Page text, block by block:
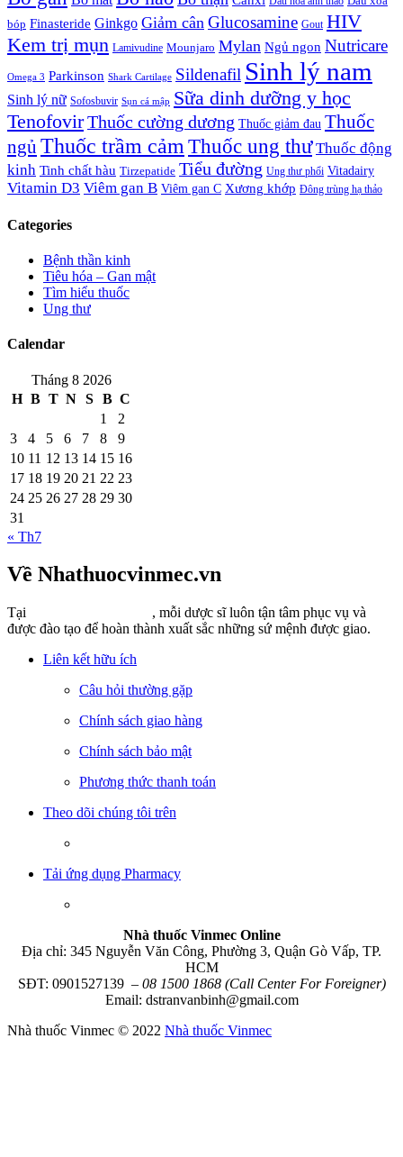
bóp Finasteride Ginkgo Giảm cân Glucosamine Gout HIV
Kem trị mụn Lamivudine Mounjaro Mylan Ngủ ngon Nutricare
Omega 3 Parkinson Shark Cartilage Sildenafil Sinh lý nam
Sinh lý nữ Sofosbuvir Sụn cá mập Sữa dinh dưỡng y học
TenofovirThuốc cường dương Thuốc giảm đau Thuốc
ngủ Thuốc trầm cảmThuốc ung thư Thuốc động
kinh Tinh chất hàu Tirzepatide Tiểu đường Ung thư phổi Vitadairy
Vitamin D3 Viêm gan B Viêm gan C Xương khớp Đông trùng hạ thảo
Categories
Bệnh thần kinh
Tiêu hóa – Gan mật
Tìm hiểu thuốc
Ung thư
Calendar
Tháng 8 2026
H B T N S B C
1
2
3
4 5 6 7 8
9
10 11 12 13 14 15 16
17 18 19 20 21 22 23
24 25 26 27 28 29 30
31
« Th7
Về Nhathuocvinmec.vn
Tại
, mỗi dược sĩ luôn tận tâm phục vụ và
được đào tạo để hoàn thành xuất sắc những sứ mệnh được giao.
Liên kết hữu ích
Câu hỏi thường gặp
Chính sách giao hàng
Chính sách bảo mật
Phương thức thanh toán
Theo dõi chúng tôi trên
Tải ứng dụng Pharmacy
Nhà thuốc Vinmec Online
Địa chỉ: 345 Nguyễn Văn Công, Phường 3, Quận Gò Vấp, TP.
HCM
SĐT: 0901527139 – 08 1500 1868 (Call Center For Foreigner)
Email: dstranvanbinh@gmail.com
Nhà thuốc Vinmec © 2022 Nhà thuốc Vinmec